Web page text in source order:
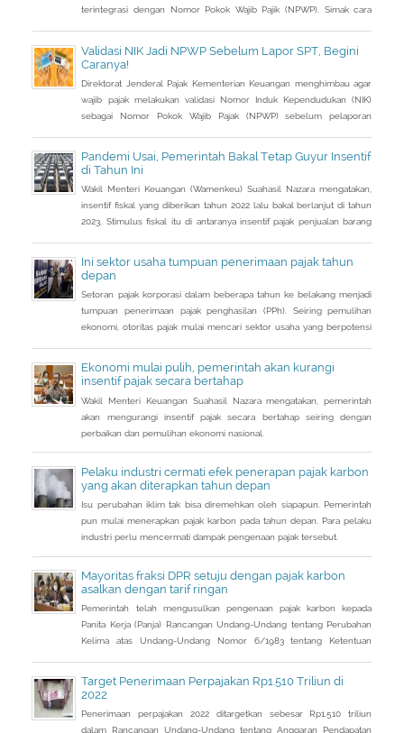
terintegrasi dengan Nomor Pokok Wajib Pajik (NPWP). Simak cara
total target yang baru terintegrasi. Melalui integrasi, nantinya
pelayanan dapat lebih
Validasi NIK Jadi NPWP Sebelum Lapor SPT, Begini
Caranya!
Direktorat Jenderal Pajak Kementerian Keuangan menghimbau agar
wajib pajak melakukan validasi Nomor Induk Kependudukan (NIK)
sebagai Nomor Pokok Wajib Pajak (NPWP) sebelum pelaporan
112/PMK.03/2022. Dalam PMK yang menjadi aturan turunan Peraturan
Pandemi Usai, Pemerintah Bakal Tetap Guyur Insentif
di Tahun Ini
Wakil Menteri Keuangan (Wamenkeu) Suahasil Nazara mengatakan,
insentif fiskal yang diberikan tahun 2022 lalu bakal berlanjut di tahun
2023. Stimulus fiskal itu di antaranya insentif pajak penjualan barang
(PPN DTP) untuk sektor properti.
Ini sektor usaha tumpuan penerimaan pajak tahun
depan
Setoran pajak korporasi dalam beberapa tahun ke belakang menjadi
tumpuan penerimaan pajak penghasilan (PPh). Seiring pemulihan
ekonomi, otoritas pajak mulai mencari sektor usaha yang berpotensi
Ekonomi mulai pulih, pemerintah akan kurangi
insentif pajak secara bertahap
Wakil Menteri Keuangan Suahasil Nazara mengatakan, pemerintah
akan mengurangi insentif pajak secara bertahap seiring dengan
perbaikan dan pemulihan ekonomi nasional.
Pelaku industri cermati efek penerapan pajak karbon
yang akan diterapkan tahun depan
Isu perubahan iklim tak bisa diremehkan oleh siapapun. Pemerintah
pun mulai menerapkan pajak karbon pada tahun depan. Para pelaku
industri perlu mencermati dampak pengenaan pajak tersebut.
Mayoritas fraksi DPR setuju dengan pajak karbon
asalkan dengan tarif ringan
Pemerintah telah mengusulkan pengenaan pajak karbon kepada
Panita Kerja (Panja) Rancangan Undang-Undang tentang Perubahan
Kelima atas Undang-Undang Nomor 6/1983 tentang Ketentuan
Target Penerimaan Perpajakan Rp1.510 Triliun di
2022
Penerimaan perpajakan 2022 ditargetkan sebesar Rp1.510 triliun
dalam Rancangan Undang-Undang tentang Anggaran Pendapatan